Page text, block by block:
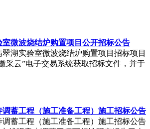
微波烧结炉购置项目公开招标公告
湖实验室微波烧结炉购置项目招标项目
采云”电子交易系统获取招标文件，并于
蓄工程（施工准备工程）施工招标公告
蓄工程（施工准备工程）施工招标公告